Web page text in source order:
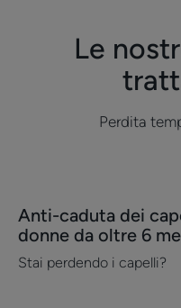
Le
Perdita
Anti-
caduta
dei
Anti-caduta dei
donne da oltre 6
Stai perdendo i capelli?